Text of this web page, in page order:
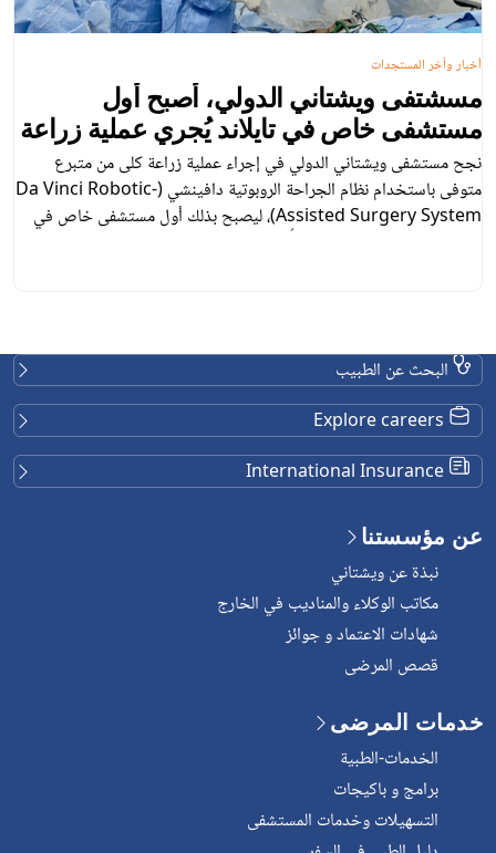
مسشتفى ويشتاني الدولي، أصبح أول
مستشفى خاص في تايلاند يُجري عملية زراعة
كلى من متبرع متوفى، بمساعدة الروبوت
نجح مستشفى ويشتاني الدولي في إجراء عملية زراعة كلى من متبرع
متوفى باستخدام نظام الجراحة الروبوتية دافينشي (Da Vinci Robotic-
Assisted Surgery System)، ليصبح بذلك أول مستشفى خاص في
أخبار وآخر المستجدات
البحث عن الطبيب
عن مؤسستنا
نبذة عن ويشتاني
مكاتب الوكلاء والمناديب في الخارج
شهادات الاعتماد و جوائز
قصص المرضى
خدمات المرضى
الخدمات-الطبية
برامج و باكيجات
التسهيلات وخدمات المستشفى